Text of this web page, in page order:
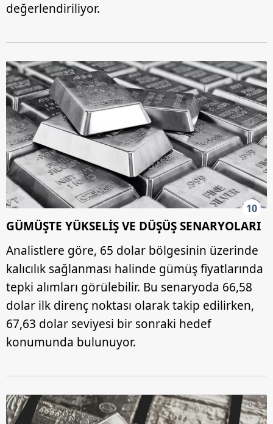
değerlendiriliyor.
10
GÜMÜŞTE YÜKSELİŞ VE DÜŞÜŞ SENARYOLARI
Analistlere göre, 65 dolar bölgesinin üzerinde
kalıcılık sağlanması halinde gümüş fiyatlarında
tepki alımları görülebilir. Bu senaryoda 66,58
dolar ilk direnç noktası olarak takip edilirken,
67,63 dolar seviyesi bir sonraki hedef
konumunda bulunuyor.